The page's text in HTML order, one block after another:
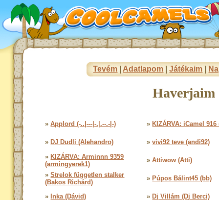
Tevém Adatlapom |Játékaim
Haverjaim
»Applord (-..|---|-.|.--.-|-) » KIZÁRVA: iCamel 916
» DJ Dudli (Alehandro) »vivi92 teve (andi92)
» KIZÁRVA: Arminnn 9359
(armingyerek1)
»Attiwow (Atti)
»Strelok független stalker
(Bakos Richárd)
» Púpos Bálint45 (bb)
» Inka (Dávid) » Dj Villám (Dj Berci)